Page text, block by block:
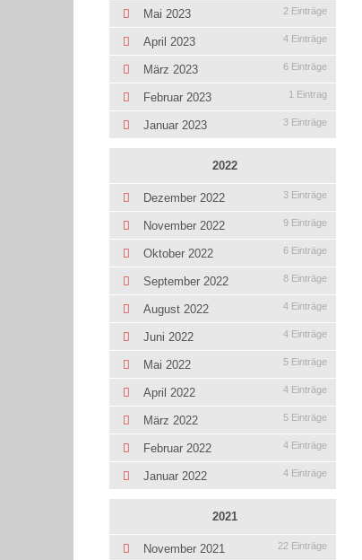
Mai 2023 2 Einträge
April 2023 4 Einträge
März 2023 6 Einträge
Februar 2023 1 Eintrag
Januar 2023 3 Einträge
2022
Dezember 2022 3 Einträge
November 2022 9 Einträge
Oktober 2022 6 Einträge
September 2022 8 Einträge
August 2022 4 Einträge
Juni 2022 4 Einträge
Mai 2022 5 Einträge
April 2022 4 Einträge
März 2022 5 Einträge
Februar 2022 4 Einträge
Januar 2022 4 Einträge
2021
November 2021 22 Einträge